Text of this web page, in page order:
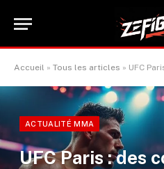
Accueil » Tous les articles » UFC Paris : des
ACTUALITÉ MMA
UFC Paris : des